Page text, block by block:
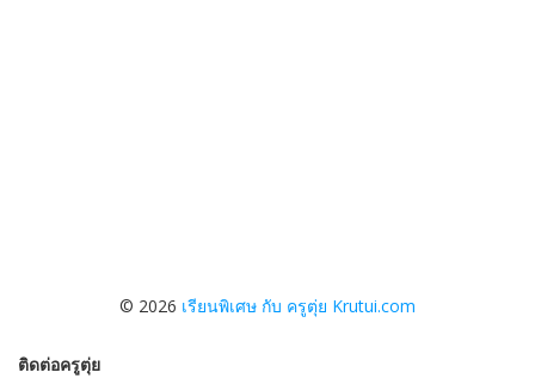
© 2026 เรียนพิเศษ กับ ครูตุ่ย Krutui.com
ติดต่อครูตุ่ย